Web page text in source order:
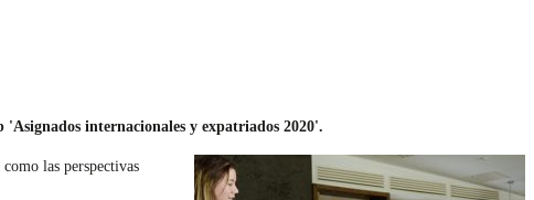
internacionales y expatriados 2020'.
las perspectivas